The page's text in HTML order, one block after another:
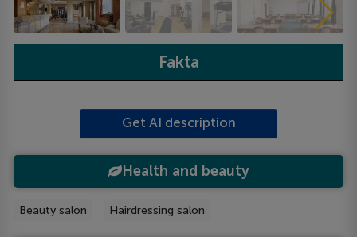
Fakta
Get AI description
Health and beauty
Beauty salon Hairdressing salon